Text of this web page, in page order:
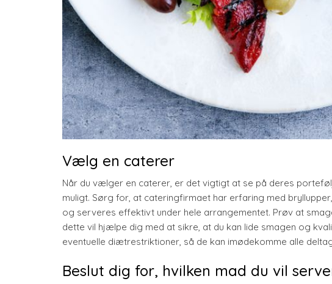
Vælg en caterer
Når du vælger en caterer, er det vigtigt at se på deres
muligt. Sørg for, at cateringfirmaet har erfaring med
og serveres effektivt under hele arrangementet. Prøv at
dette vil hjælpe dig med at sikre, at du kan lide smagen og
eventuelle diætrestriktioner, så de kan imødekomme alle
Beslut dig for, hvilken mad du vil